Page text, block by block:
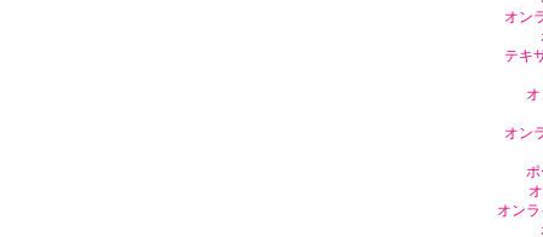
２． 住所、電話番
ーは速やかに所定の
３． 弊社は原則と
（氏名、住所、電話
三者に開示しないも
たは第三者に不利益
オン
テキ
オン
オン